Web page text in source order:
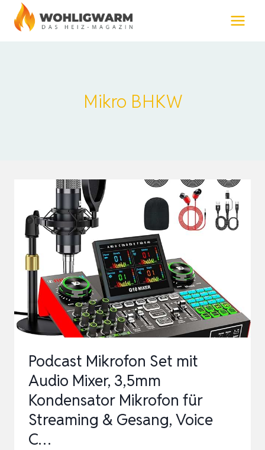
Zum
Inhalt
Mikro BHKW
Podcast Mikrofon Set mit
Audio Mixer, 3,5mm
Kondensator Mikrofon für
Streaming & Gesang, Voice
C…